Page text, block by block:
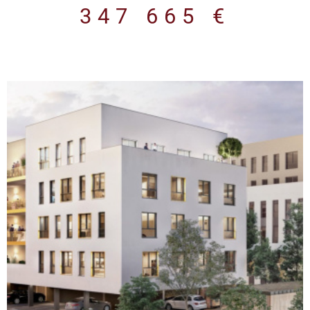
lien avec le domaine de la santé Le programme Immeuble neuf
par pompe à chaleur réversible, éclairage LED, fibre optique,
vidéophonie). Plateaux livrés aménagés et prêts à cloisonner
selon vos besoins Revêtements de sol en PVC pour les lots
privatifs Plinthes électriques périphériques intégrées Éclairages
LED encastré Précâblage fibre optique et arrivée téléphonique
par colonne montante. Sanitaires équipés (WC suspendus,
vasque avec miroir et applique lumineuse). Parties communes
soignées : hall daccueil décoré, ascenseur aux normes PMR 8
personnes, local vélos, espaces verts paysagers. Parkings en
sous-sol et en extérieur sécurisés avec accès par portail
automatique. Espaces verts paysagés Certains lots bénéficient
de terrasses privatives. Les lots disponiblesDes surfaces
variées à partir de 48 m² jusqu'à plus de 500 m² (étage
complet), permettant aussi bien linstallation de cabinets
individuels que de maisons de santé pluridisciplinaires, centres
347 665 €
VOIR LE BIEN